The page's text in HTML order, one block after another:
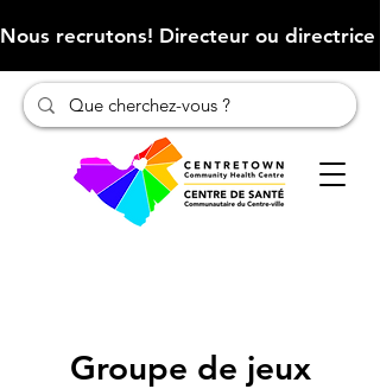
Nous recrutons! Directeur ou
Groupe de jeux